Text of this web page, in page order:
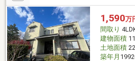
1,590万
間取り
建物面積
土地面積
築年月